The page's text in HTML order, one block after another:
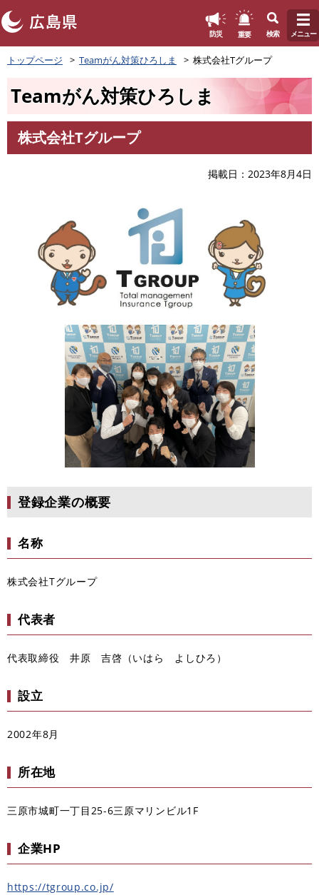
ペ
ー
頭
す
防災 重要 検索 メニュー
トップページ Teamがん対策ひろしま 株式会社Tグループ
Teamがん対策ひろしま
文
株式会社Tグループ
掲載日 2023年8月4日
登録企業の概要
名称
株式会社Tグループ
代表者
代表取締役 井原 吉啓 （いはら よしひろ）
設立
2002年8月
所在地
三原市城町一丁目25-6三原マリンビル1F
企業HP
https://tgroup.co.jp/